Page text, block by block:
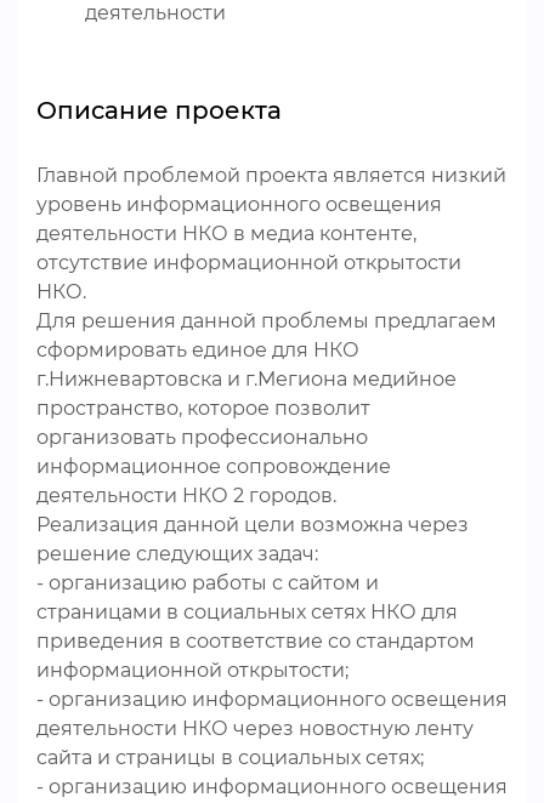
деятельности
Описание проекта
Главной проблемой проекта является низкий
уровень информационного освещения
деятельности НКО в медиа контенте,
отсутствие информационной открытости
НКО.
Для решения данной проблемы предлагаем
сформировать единое для НКО
г.Нижневартовска и г.Мегиона медийное
пространство, которое позволит
организовать профессионально
информационное сопровождение
деятельности НКО 2 городов.
Реализация данной цели возможна через
решение следующих задач:
- организацию работы с сайтом и
страницами в социальных сетях НКО для
приведения в соответствие со стандартом
информационной открытости;
- организацию информационного освещения
деятельности НКО через новостную ленту
сайта и страницы в социальных сетях;
- организацию информационного освещения